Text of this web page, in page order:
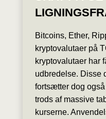
Bitcoins, Ether,
kryptovalutaer på
kryptovalutaer har
udbredelse. Disse
fortsætter dog også
trods af massive
kurserne.